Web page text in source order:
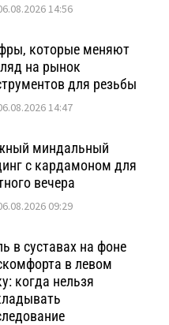
14:56
которые меняют
на рынок
для резьбы
14:47
миндальный
с кардамоном для
вечера
09:29
в суставах на фоне
в левом
когда нельзя